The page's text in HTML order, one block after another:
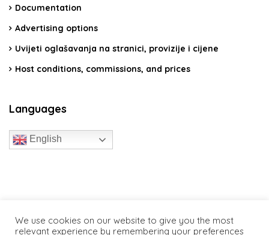
Documentation
Advertising options
Uvijeti oglašavanja na stranici, provizije i cijene
Host conditions, commissions, and prices
Languages
English
We use cookies on our website to give you the most
relevant experience by remembering your preferences